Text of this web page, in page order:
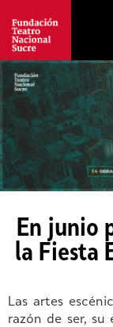
En junio
la Fiesta
Las artes
razón de ser, su